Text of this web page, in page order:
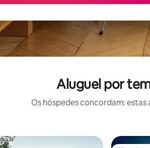
Aluguel por
Os hóspedes concordam: